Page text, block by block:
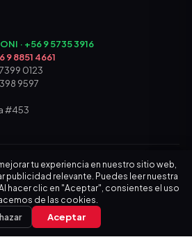
· +56 9 5735 3916
9 8851 4661
0123
9597
#453
tu experiencia en nuestro sitio web,
publicidad relevante. Puedes leer nuestra
hacer clic en "Aceptar", consientes el uso
de las cookies.
Aceptar